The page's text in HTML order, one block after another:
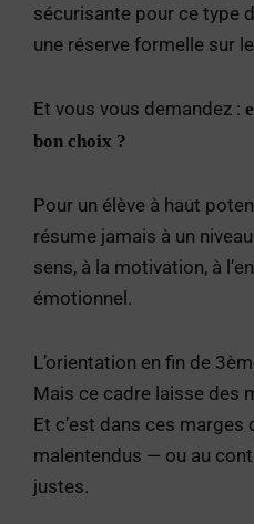
sécurisante pour ce type
une réserve formelle sur
Et vous vous demandez :
bon choix ?
Pour un élève à haut
résume jamais à un
sens, à la motivation, à
émotionnel.
L’orientation en fin de
Mais ce cadre laisse des
Et c’est dans ces marges
malentendus — ou au
justes.